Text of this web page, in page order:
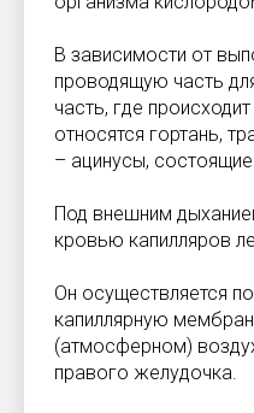
В зависимости от
проводящую часть
часть, где
относятся гортань,
– ацинусы,
Под внешним
кровью капилляров
Он осуществляется
капиллярную
(атмосферном)
правого желудочка.